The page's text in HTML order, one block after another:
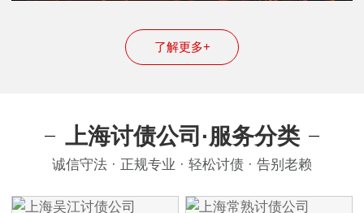
了解更多+
上海讨债公司·服务分类
诚信守法 · 正规专业 · 轻松讨债 · 告别老赖